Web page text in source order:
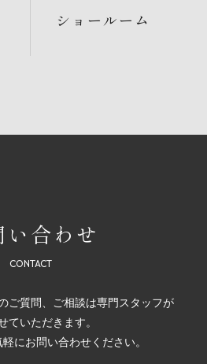
ショールーム
い合わせ
ご質問、ご相談は専門スタッフが
ていただきます。
にお問い合わせください。